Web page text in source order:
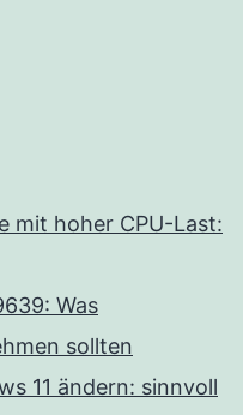
mit hoher CPU-Last:
Was
sollten
11 ändern: sinnvoll